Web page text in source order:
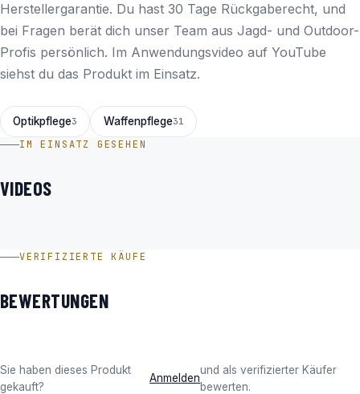
Herstellergarantie. Du hast 30 Tage Rückgaberecht, und
bei Fragen berät dich unser Team aus Jagd- und Outdoor-
Profis persönlich. Im Anwendungsvideo auf YouTube
siehst du das Produkt im Einsatz.
Optikpflege3 Waffenpflege31
IM EINSATZ GESEHEN
VIDEOS
VERIFIZIERTE KÄUFE
BEWERTUNGEN
Sie haben dieses Produkt
gekauft?
Anmelden
und als verifizierter Käufer
bewerten.